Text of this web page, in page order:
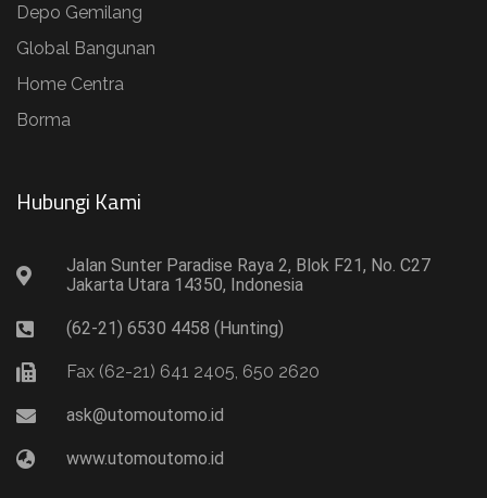
Depo Gemilang
Global Bangunan
Home Centra
Borma
Hubungi Kami​
Jalan Sunter Paradise Raya 2, Blok F21, No. C27
Jakarta Utara 14350, Indonesia
(62-21) 6530 4458 (Hunting)
Fax (62-21) 641 2405, 650 2620
ask@utomoutomo.id
www.utomoutomo.id